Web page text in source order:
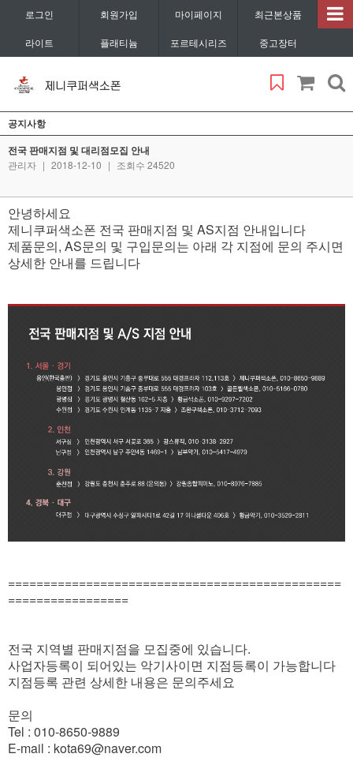
로그인 회원가입 마이페이지 최근본상품
라이트 플래티늄 포르테시리즈 중고장터
공지사항
전국 판매지점 및 대리점모집 안내
관리자 | 2018-12-10 | 조회수 24520
안녕하세요
제니쿠퍼색소폰 전국 판매지점 및 AS지점 안내입니다
제품문의, AS문의 및 구입문의는 아래 각 지점에 문의 주시면
상세한 안내를 드립니다
===============================================
=================
전국 지역별 판매지점을 모집중에 있습니다.
사업자등록이 되어있는 악기사이면 지점등록이 가능합니다
지점등록 관련 상세한 내용은 문의주세요
문의
Tel : 010-8650-9889
E-mail : kota69@naver.com